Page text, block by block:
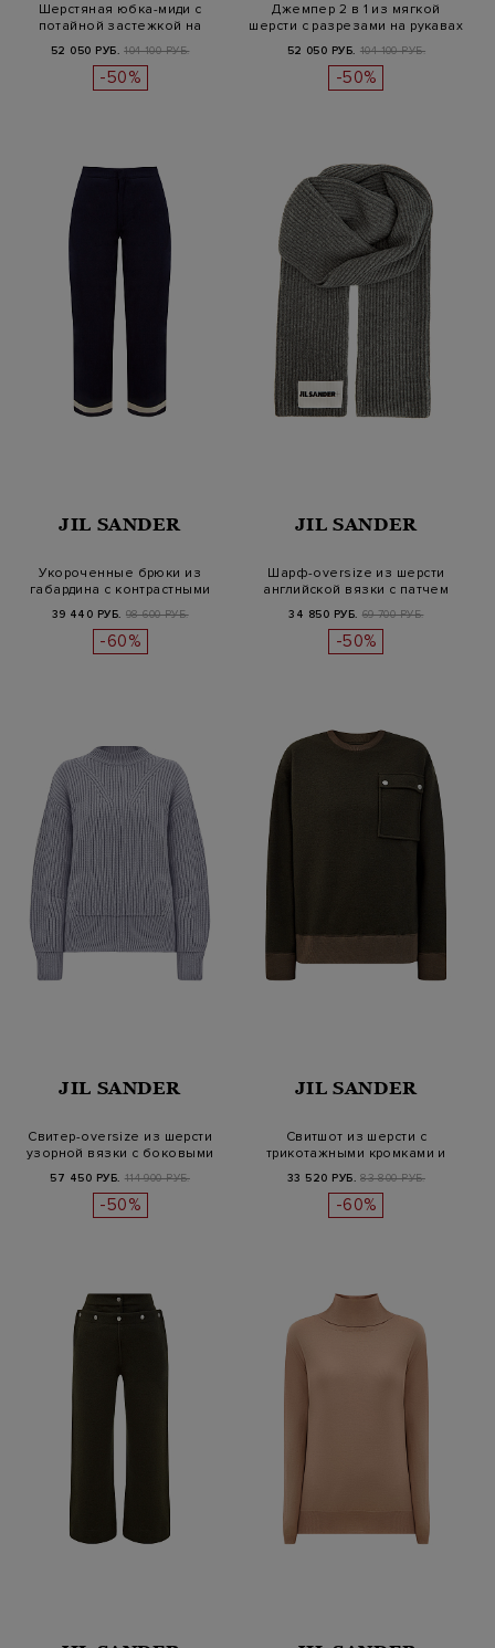
Шерстяная юбка-миди с
потайной застежкой на
молнию
52 050 РУБ. 104 100 РУБ.
-50%
Джемпер 2 в 1 из мягкой
шерсти с разрезами на рукавах
52 050 РУБ. 104 100 РУБ.
-50%
JIL SANDER
Укороченные брюки из
габардина с контрастными
завязкам…
39 440 РУБ. 98 600 РУБ.
-60%
JIL SANDER
Шарф-oversize из шерсти
английской вязки с патчем
34 850 РУБ. 69 700 РУБ.
-50%
JIL SANDER
Свитер-oversize из шерсти
узорной вязки с боковыми
раз…
57 450 РУБ. 114 900 РУБ.
-50%
JIL SANDER
Свитшот из шерсти с
трикотажными кромками и
накладным…
33 520 РУБ. 83 800 РУБ.
-60%